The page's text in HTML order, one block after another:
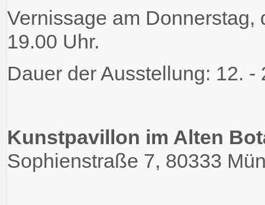
Vernissage am Donnerstag,
19.00 Uhr.
Dauer der Ausstellung: 12. -
Kunstpavillon im Alten
Sophienstraße 7, 80333